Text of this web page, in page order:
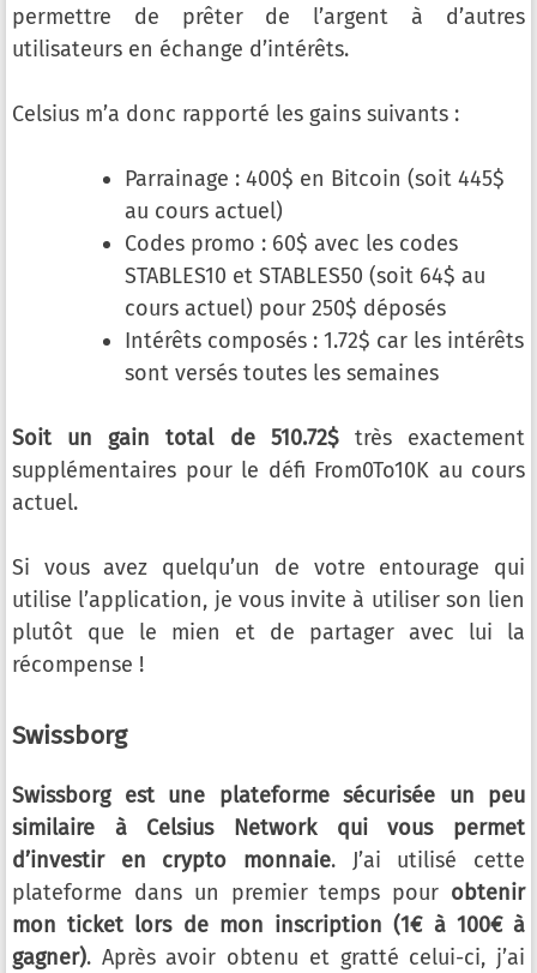
permettre de prêter de l’argent à d’autres
utilisateurs en échange d’intérêts.
Celsius m’a donc rapporté les gains suivants :
Parrainage : 400$ en Bitcoin (soit 445$
au cours actuel)
Codes promo : 60$ avec les codes
STABLES10 et STABLES50 (soit 64$ au
cours actuel) pour 250$ déposés
Intérêts composés : 1.72$ car les intérêts
sont versés toutes les semaines
Soit un gain total de 510.72$très exactement
supplémentaires pour le défi From0To10K au cours
actuel.
Si vous avez quelqu’un de votre entourage qui
utilise l’application, je vous invite à utiliser son lien
plutôt que le mien et de partager avec lui la
récompense !
Swissborg
Swissborg est une plateforme sécurisée un peu
similaire à Celsius Network qui vous permet
d’investir en crypto monnaie. J’ai utilisé cette
plateforme dans un premier temps pour obtenir
mon ticket lors de mon inscription (1€ à 100€ à
gagner). Après avoir obtenu et gratté celui-ci, j’ai